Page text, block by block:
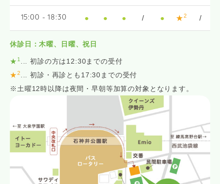
15:00 - 18:30 ● ● ● / ● ★2 /
休診日：木曜、日曜、祝日
★ 1
... 初診の方は12:30までの受付
★2
... 初診・再診とも17:30までの受付
※土曜12時以降は夜間・早朝等加算の対象となります。